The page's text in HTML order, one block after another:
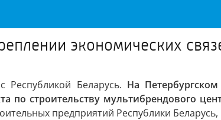
экономических
Беларусь. На
по строительству мультибрендового
предприятий Республики